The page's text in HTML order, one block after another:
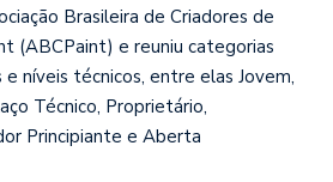
Brasileira de Criadores de
(ABCPaint) e reuniu categorias
níveis técnicos, entre elas Jovem,
Técnico, Proprietário,
Principiante e Aberta